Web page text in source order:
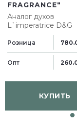
FRAGRANCE"
Аналог духов
L`imperatrice D&G
Розница
Опт
КУПИТЬ